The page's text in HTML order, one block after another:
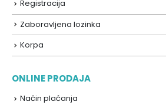
Registracija
Zaboravljena lozinka
Korpa
ONLINE PRODAJA
Način plaćanja